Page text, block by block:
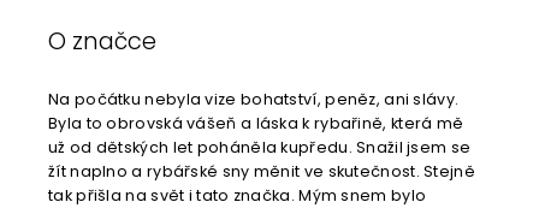
O značce
Na počátku nebyla vize bohatství, peněz, ani slávy.
Byla to obrovská vášeň a láska k rybařině, která mě
už od dětských let poháněla kupředu. Snažil jsem se
žít naplno a rybářské sny měnit ve skutečnost. Stejně
tak přišla na svět i tato značka. Mým snem bylo